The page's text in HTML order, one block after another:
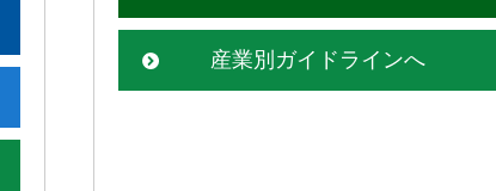
産業別ガイドラインへ